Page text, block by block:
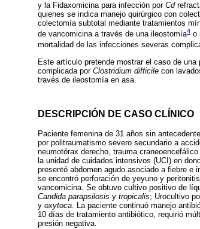
y la Fidaxomicina para infección por Cd
quienes se indica manejo quirúrgico con
colectomía subtotal mediante tratamientos
de vancomicina a través de una ileostomía4 o
mortalidad de las infecciones severas
Este artículo pretende mostrar el caso de
complicada por Clostridium difficile con
través de ileostomía en asa.
DESCRIPCIÓN DE CASO CLÍNICO
Paciente femenina de 31 años sin
por politraumatismo severo secundario a
neumotórax derecho, trauma
la unidad de cuidados intensivos (UCI) en
presentó abdomen agudo asociado a fiebre e
se encontró perforación de yeyuno y
vancomicina. Se obtuvo cultivo positivo de
Candida parapsilosis y tropicalis; Urocultivo
y oxytoca. La paciente continuó manejo
10 días de tratamiento antibiótico, requirió
presión negativa.